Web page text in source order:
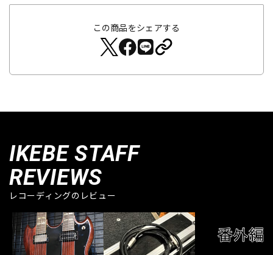
この商品をシェアする
IKEBE STAFF
REVIEWS
レコーディングのレビュー